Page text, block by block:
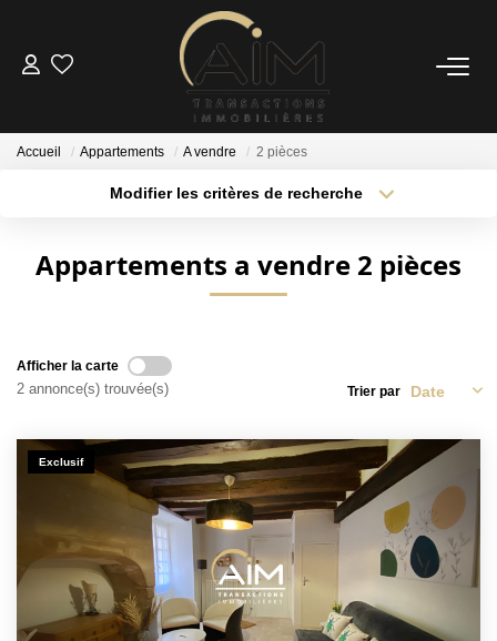
ACHETER
Les Agences
Nos Partenaires
NOS ACTUALITÉS
CONTACT
Accueil Appartements A vendre 2 pièces
Modifier les critères de recherche
Appartements a vendre 2 pièces
Afficher la carte
2 annonce(s) trouvée(s) Trier par
Exclusif